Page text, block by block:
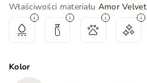
Właściwości materiału Amor Velvet
Kolor